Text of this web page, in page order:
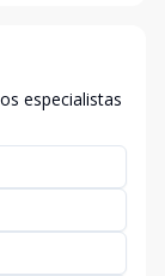
especialistas